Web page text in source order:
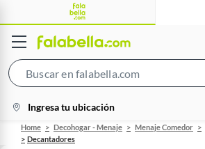
Bar
location-
icon
Ingresa tu ubicación
Home Decohogar - Menaje Menaje Comedor
Decantadores